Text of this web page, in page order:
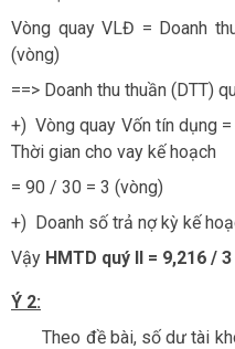
Vòng quay VLĐ = Doanh
(vòng)
==> Doanh thu thuần (DTT)
+) Vòng quay Vốn tín dụng
Thời gian cho vay kế hoạch
= 90 / 30 = 3 (vòng)
+) Doanh số trả nợ kỳ kế
Vậy HMTD quý II = 9,216 /
Ý 2:
Theo đề bài, số dư tài